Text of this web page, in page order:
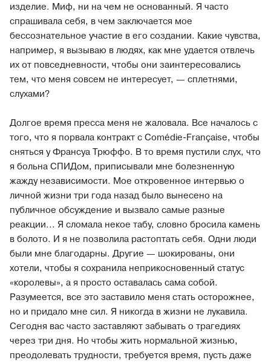
изделие. Миф, ни на чем не основанный. Я часто
спрашивала себя, в чем заключается мое
бессознательное участие в его создании. Какие чувства,
например, я вызываю в людях, как мне удается отвлечь
их от повседневности, чтобы они заинтересовались
тем, что меня совсем не интересует, — сплетнями,
слухами?
Долгое время пресса меня не жаловала. Все началось с
того, что я порвала контракт с Comédie-Française, чтобы
сняться у Франсуа Трюффо. В то время пустили слух, что
я больна СПИДом, приписывали мне болезненную
жажду независимости. Мое откровенное интервью о
личной жизни три года назад было вынесено на
публичное обсуждение и вызвало самые разные
реакции... Я сломала некое табу, словно бросила камень
в болото. И я не позволила растоптать себя. Одни люди
были мне благодарны. Другие — шокированы, они
хотели, чтобы я сохранила неприкосновенный статус
«королевы», а я просто оставалась сама собой.
Разумеется, все это заставило меня стать осторожнее,
но и придало мне сил. Я никогда в жизни не лукавила.
Сегодня вас часто заставляют забывать о трагедиях
через три дня. Но чтобы жить нормальной жизнью,
преодолевать трудности, требуется время, пусть даже